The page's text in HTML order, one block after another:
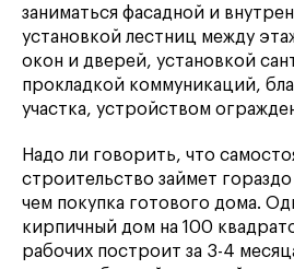
заниматься фасадной и
установкой лестниц между
окон и дверей, установкой
прокладкой коммуникаций,
участка, устройством
Надо ли говорить, что
строительство займет
чем покупка готового дома.
кирпичный дом на 100
рабочих построит за 3-4